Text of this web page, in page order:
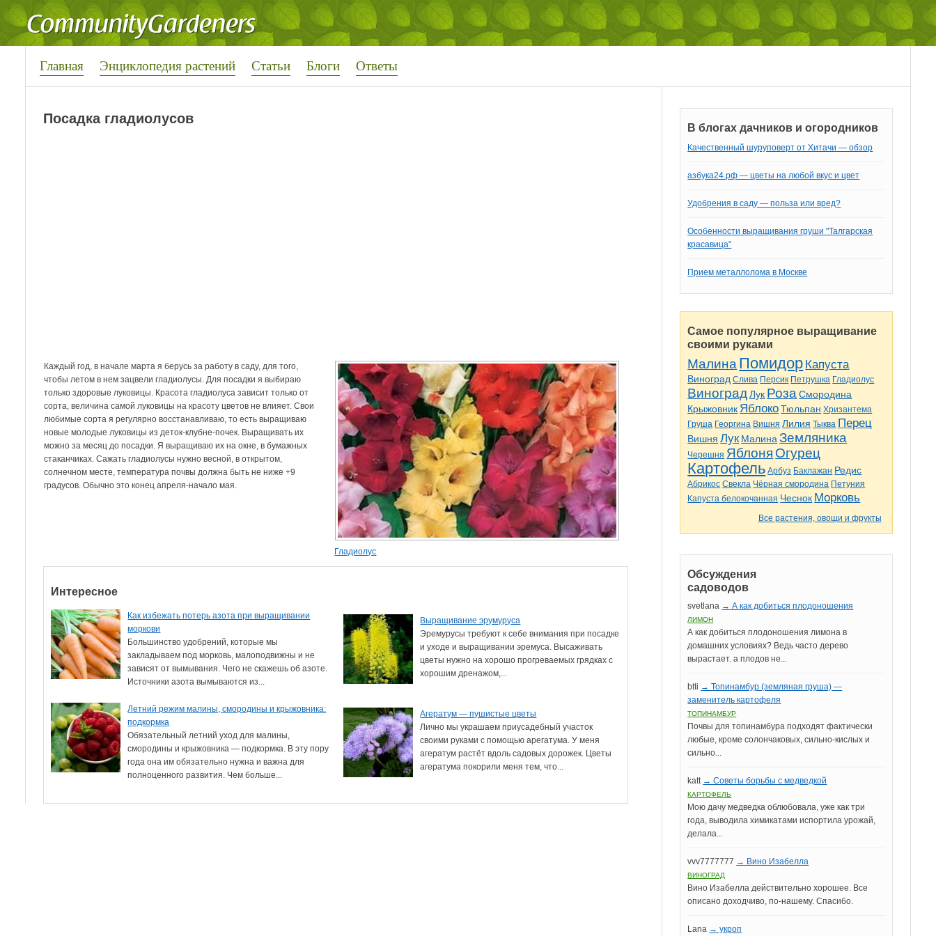
Главная Энциклопедия растений Статьи Блоги Ответы
Посадка гладиолусов
Гладиолус
Каждый год, в начале марта я берусь за работу в саду, для того,
чтобы летом в нем зацвели гладиолусы. Для посадки я выбираю
только здоровые луковицы. Красота гладиолуса зависит только от
сорта, величина самой луковицы на красоту цветов не влияет. Свои
любимые сорта я регулярно восстанавливаю, то есть выращиваю
новые молодые луковицы из деток-клубне-почек. Выращивать их
можно за месяц до посадки. Я выращиваю их на окне, в бумажных
стаканчиках. Сажать гладиолусы нужно весной, в открытом,
солнечном месте, температура почвы должна быть не ниже +9
градусов. Обычно это конец апреля-начало мая.
Интересное
Как избежать потерь азота при выращивании
моркови
Большинство удобрений, которые мы
закладываем под морковь, малоподвижны и не
зависят от вымывания. Чего не скажешь об азоте.
Источники азота вымываются из...
Выращивание эрумуруса
Эремурусы требуют к себе внимания при посадке
и уходе и выращивании эремуса. Высаживать
цветы нужно на хорошо прогреваемых грядках с
хорошим дренажом,...
Летний режим малины, смородины и крыжовника:
подкормка
Обязательный летний уход для малины,
смородины и крыжовника — подкормка. В эту пору
года она им обязательно нужна и важна для
полноценного развития. Чем больше...
Агератум — пушистые цветы
Лично мы украшаем приусадебный участок
своими руками с помощью арегатума. У меня
агератум растёт вдоль садовых дорожек. Цветы
агератума покорили меня тем, что...
В блогах дачников и огородников
Качественный шуруповерт от Хитачи — обзор
азбука24.рф — цветы на любой вкус и цвет
Удобрения в саду — польза или вред?
Особенности выращивания груши "Талгарская
красавица"
Прием металлолома в Москве
Самое популярное выращивание
своими руками
Малина Помидор Капуста
Виноград Слива Персик Петрушка Гладиолус
Виноград Лук Роза Смородина
Крыжовник Яблоко Тюльпан Хризантема
Груша Георгина Вишня Лилия Тыква Перец
Вишня Лук Малина Земляника
Черешня Яблоня Огурец
Картофель Арбуз Баклажан Редис
Абрикос Свекла Чёрная смородина Петуния
Капуста белокочанная Чеснок Морковь
Все растения, овощи и фрукты
Обсуждения
садоводов
svetlana → А как добиться плодоношения
ЛИМОН
А как добиться плодоношения лимона в
домашних условиях? Ведь часто дерево
вырастает. а плодов не...
btti → Топинамбур (земляная груша) —
заменитель картофеля
ТОПИНАМБУР
Почвы для топинамбура подходят фактически
любые, кроме солончаковых, сильно-кислых и
сильно...
katt → Советы борьбы с медведкой
КАРТОФЕЛЬ
Мою дачу медведка облюбовала, уже как три
года, выводила химикатами испортила урожай,
делала...
vvv7777777 → Вино Изабелла
ВИНОГРАД
Вино Изабелла действительно хорошее. Все
описано доходчиво, по-нашему. Спасибо.
Lana → укроп